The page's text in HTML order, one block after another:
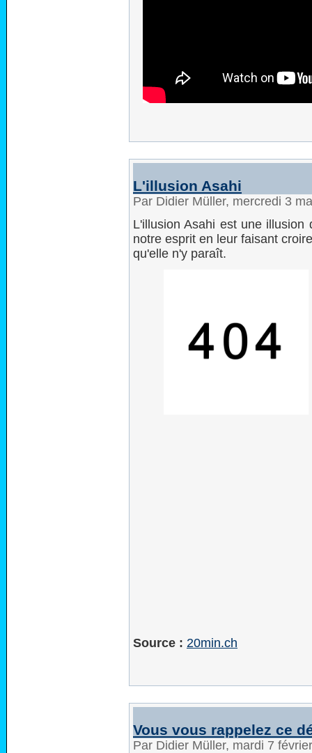
L'illusion Asahi
Par Didier Müller, mercredi 3
L'illusion Asahi est une
notre esprit en leur faisant
qu'elle n'y paraît.
Source : 20min.ch
Vous vous rappelez ce
Par Didier Müller, mardi 7